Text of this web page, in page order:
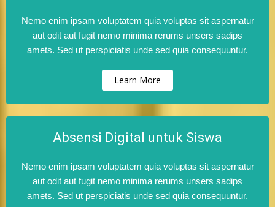
Nemo enim ipsam voluptatem quia voluptas sit aspernatur
aut odit aut fugit nemo minima rerums unsers sadips
amets. Sed ut perspiciatis unde sed quia consequuntur.
Learn More
Absensi Digital untuk Siswa
Nemo enim ipsam voluptatem quia voluptas sit aspernatur
aut odit aut fugit nemo minima rerums unsers sadips
amets. Sed ut perspiciatis unde sed quia consequuntur.